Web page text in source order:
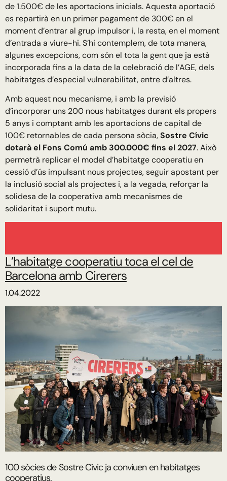
de 1.500€ de les aportacions inicials. Aquesta aportació
es repartirà en un primer pagament de 300€ en el
moment d’entrar al grup impulsor i, la resta, en el moment
d’entrada a viure-hi. S’hi contemplem, de tota manera,
algunes excepcions, com són el tota la gent que ja està
incorporada fins a la data de la celebració de l’AGE, dels
habitatges d’especial vulnerabilitat, entre d’altres.
Amb aquest nou mecanisme, i amb la previsió
d’incorporar uns 200 nous habitatges durant els propers
5 anys i comptant amb les aportacions de capital de
100€ retornables de cada persona sòcia,Sostre Cívic
dotarà el Fons Comú amb 300.000€ fins el 2027. Això
permetrà replicar el model d’habitatge cooperatiu en
cessió d’ús impulsant nous projectes, seguir apostant per
la inclusió social als projectes i, a la vegada, reforçar la
solidesa de la cooperativa amb mecanismes de
solidaritat i suport mutu.
L’habitatge cooperatiu toca el cel de
Barcelona amb Cirerers
1.04.2022
100 sòcies de Sostre Cívic ja conviuen en habitatges
cooperatius.